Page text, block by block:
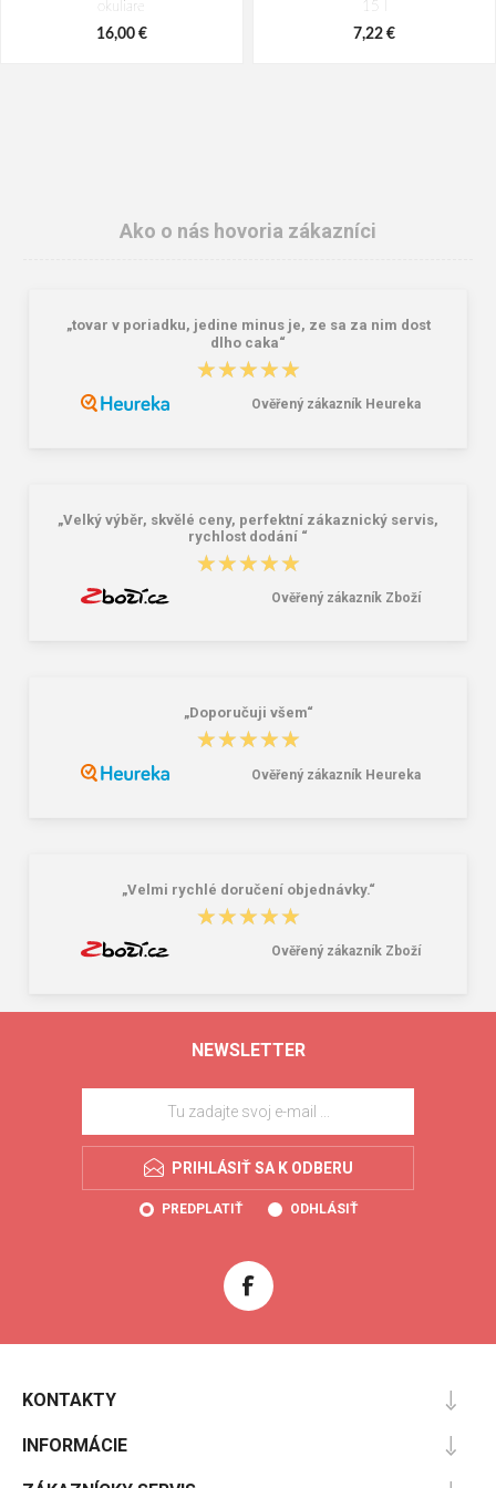
okuliare
16,00 €
15 l
7,22 €
Lee Cooper LCW-26-07-4152M
Dámske gumáky DEMAR RAINNY
Ako o nás hovoria zákazníci
„tovar v poriadku, jedine minus je, ze sa za nim dost
dlho caka“
★★★★★
★★★★★
Ověřený zákazník Heureka
„Velký výběr, skvělé ceny, perfektní zákaznický servis,
rychlost dodání “
★★★★★
★★★★★
Ověřený zákazník Zboží
„Doporučuji všem“
★★★★★
★★★★★
Ověřený zákazník Heureka
„Velmi rychlé doručení objednávky.“
★★★★★
★★★★★
Ověřený zákazník Zboží
NEWSLETTER
PRIHLÁSIŤ SA K ODBERU
PREDPLATIŤ ODHLÁSIŤ
KONTAKTY
INFORMÁCIE